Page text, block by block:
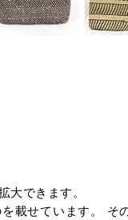
大できます。
載せています。 そ